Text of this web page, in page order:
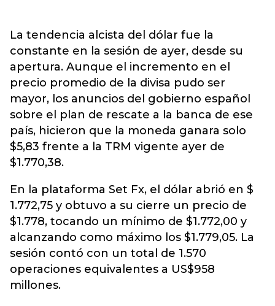
La tendencia alcista del dólar fue la
constante en la sesión de ayer, desde su
apertura. Aunque el incremento en el
precio promedio de la divisa pudo ser
mayor, los anuncios del gobierno español
sobre el plan de rescate a la banca de ese
país, hicieron que la moneda ganara solo
$5,83 frente a la TRM vigente ayer de
$1.770,38.
En la plataforma Set Fx, el dólar abrió en $
1.772,75 y obtuvo a su cierre un precio de
$1.778, tocando un mínimo de $1.772,00 y
alcanzando como máximo los $1.779,05. La
sesión contó con un total de 1.570
operaciones equivalentes a US$958
millones.